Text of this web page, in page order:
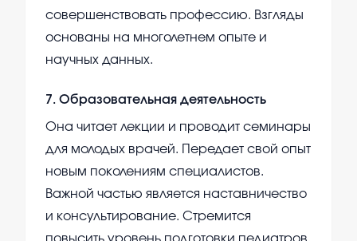
совершенствовать профессию. Взгляды
основаны на многолетнем опыте и
научных данных.
7. Образовательная деятельность
Она читает лекции и проводит семинары
для молодых врачей. Передает свой опыт
новым поколениям специалистов.
Важной частью является наставничество
и консультирование. Стремится
повысить уровень подготовки педиатров.